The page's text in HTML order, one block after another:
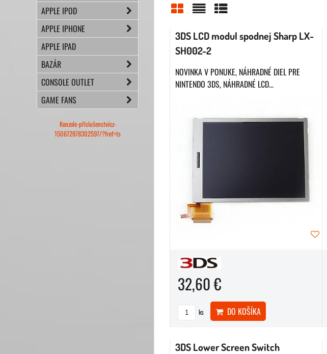
Mriežka
Zoznam Tabuľka
3DS LCD modul spodnej Sharp LX-
SH002-2
NOVINKA V PONUKE, NÁHRADNÉ DIEL PRE
NINTENDO 3DS, NÁHRADNÉ LCD...
32,60 €
ks DO KOŠÍKA
3DS Lower Screen Switch
APPLE IPOD
APPLE IPHONE
APPLE IPAD
BAZÁR
CONSOLE OUTLET
GAME FANS
Konzole-příslušenstvícz-
150672878302597/?fref=ts